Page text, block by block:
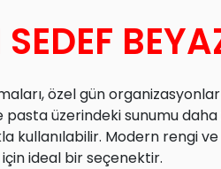
özel gün
üzerindeki sunumu
Modern rengi
ideal bir seçenektir.